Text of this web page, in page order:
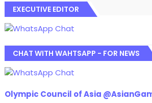
EXECUTIVE EDITOR
CHAT WITH WAHTSAPP - FOR NEWS
Olympic Council of Asia